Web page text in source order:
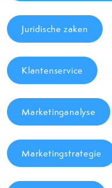
Juridische zaken
Klantenservice
Marketinganalyse
Marketingstrategie